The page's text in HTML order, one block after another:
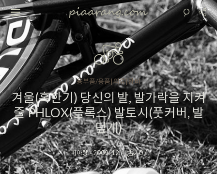
용부품/용품|의류|장비
겨울(혹한기) 당신의 발, 발가락을 지켜
줄 PHLOX(플록스) 발토시(풋커버, 발
덮게)
피아랑·2009. 12.· 0/